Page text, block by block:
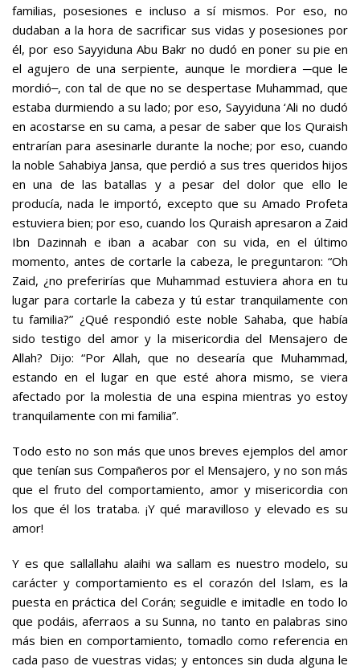
familias, posesiones e incluso a sí mismos. Por eso, no
dudaban a la hora de sacrificar sus vidas y posesiones por
él, por eso Sayyiduna Abu Bakr no dudó en poner su pie en
el agujero de una serpiente, aunque le mordiera ─que le
mordió‒, con tal de que no se despertase Muhammad, que
estaba durmiendo a su lado; por eso, Sayyiduna ‘Ali no dudó
en acostarse en su cama, a pesar de saber que los Quraish
entrarían para asesinarle durante la noche; por eso, cuando
la noble Sahabiya Jansa, que perdió a sus tres queridos hijos
en una de las batallas y a pesar del dolor que ello le
producía, nada le importó, excepto que su Amado Profeta
estuviera bien; por eso, cuando los Quraish apresaron a Zaid
Ibn Dazinnah e iban a acabar con su vida, en el último
momento, antes de cortarle la cabeza, le preguntaron: “Oh
Zaid, ¿no preferirías que Muhammad estuviera ahora en tu
lugar para cortarle la cabeza y tú estar tranquilamente con
tu familia?” ¿Qué respondió este noble Sahaba, que había
sido testigo del amor y la misericordia del Mensajero de
Allah? Dijo: “Por Allah, que no desearía que Muhammad,
estando en el lugar en que esté ahora mismo, se viera
afectado por la molestia de una espina mientras yo estoy
tranquilamente con mi familia”.
Todo esto no son más que unos breves ejemplos del amor
que tenían sus Compañeros por el Mensajero, y no son más
que el fruto del comportamiento, amor y misericordia con
los que él los trataba. ¡Y qué maravilloso y elevado es su
amor!
Y es que sallallahu alaihi wa sallam es nuestro modelo, su
carácter y comportamiento es el corazón del Islam, es la
puesta en práctica del Corán; seguidle e imitadle en todo lo
que podáis, aferraos a su Sunna, no tanto en palabras sino
más bien en comportamiento, tomadlo como referencia en
cada paso de vuestras vidas; y entonces sin duda alguna le